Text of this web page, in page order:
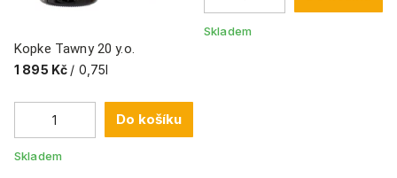
Kopke Tawny 20 y.o.
1 895 Kč / 0,75l
Do košíku
Skladem
Skladem